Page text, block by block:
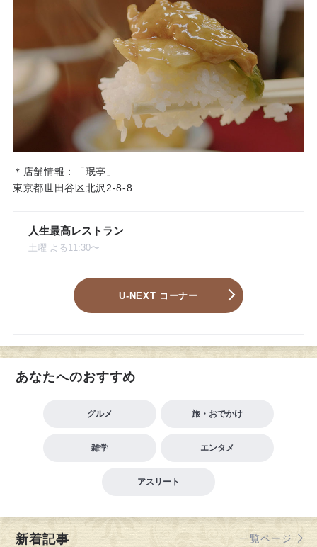
＊店舗情報：「珉亭」
東京都世田谷区北沢2-8-8
人生最高レストラン
土曜 よる11:30〜
U-NEXT コーナー
あなたへのおすすめ
グルメ 旅・おでかけ
雑学 エンタメ
アスリート
新着記事 一覧ページ